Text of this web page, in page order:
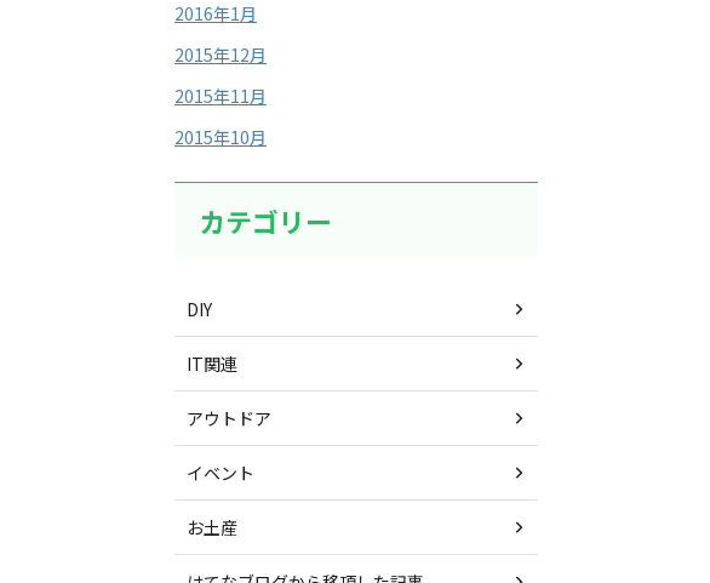
2016年1月
2015年12月
2015年11月
2015年10月
カテゴリー
DIY
IT関連
アウトドア
イベント
お土産